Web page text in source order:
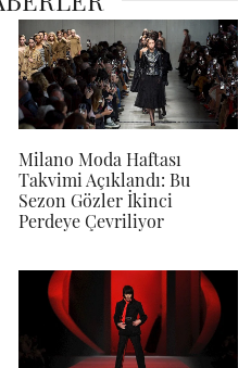
Milano Moda Haftası
Takvimi Açıklandı: Bu
Sezon Gözler İkinci
Perdeye Çevriliyor